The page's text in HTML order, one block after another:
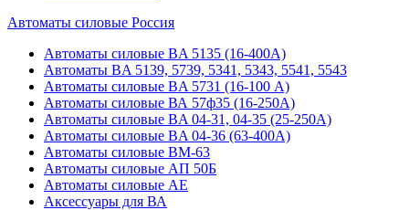
Автоматы силовые Россия
Автоматы силовые BA 5135 (16-400А)
Автоматы BA 5139, 5739, 5341, 5343, 5541, 5543
Автоматы силовые BA 5731 (16-100 А)
Автоматы силовые ВА 57ф35 (16-250А)
Автоматы силовые BA 04-31, 04-35 (25-250А)
Автоматы силовые BA 04-36 (63-400А)
Автоматы силовые ВМ-63
Автоматы силовые АП 50Б
Автоматы силовые АЕ
Аксессуары для ВА